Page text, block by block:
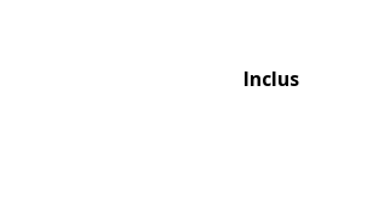
Inclus